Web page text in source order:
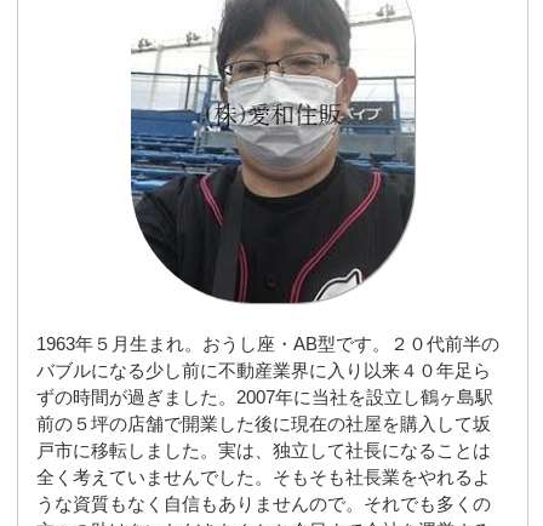
1963年５月生まれ。おうし座・AB型です。２０代前半の
バブルになる少し前に不動産業界に入り以来４０年足ら
ずの時間が過ぎました。2007年に当社を設立し鶴ヶ島駅
前の５坪の店舗で開業した後に現在の社屋を購入して坂
戸市に移転しました。実は、独立して社長になることは
全く考えていませんでした。そもそも社長業をやれるよ
うな資質もなく自信もありませんので。それでも多くの